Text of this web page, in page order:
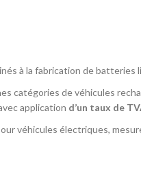
à la fabrication de batteries
catégories de véhicules
application d’un taux de
véhicules électriques,